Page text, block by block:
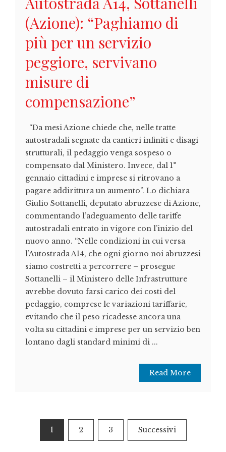
(Azione): “Paghiamo di
più per un servizio
peggiore, servivano
misure di
compensazione”
“Da mesi Azione chiede che, nelle tratte
autostradali segnate da cantieri infiniti e disagi
strutturali, il pedaggio venga sospeso o
compensato dal Ministero. Invece, dal 1°
gennaio cittadini e imprese si ritrovano a
pagare addirittura un aumento”. Lo dichiara
Giulio Sottanelli, deputato abruzzese di Azione,
commentando l’adeguamento delle tariffe
autostradali entrato in vigore con l’inizio del
nuovo anno. “Nelle condizioni in cui versa
l’Autostrada A14, che ogni giorno noi abruzzesi
siamo costretti a percorrere – prosegue
Sottanelli – il Ministero delle Infrastrutture
avrebbe dovuto farsi carico dei costi del
pedaggio, comprese le variazioni tariffarie,
evitando che il peso ricadesse ancora una
volta su cittadini e imprese per un servizio ben
lontano dagli standard minimi di ...
Read More
Paginazione
degli
1 2 3 Successivi